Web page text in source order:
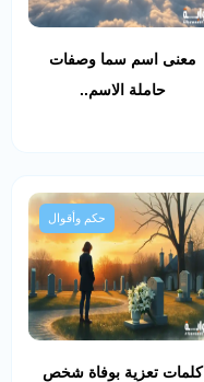
معنى اسم سما وصفات
حاملة الاسم..
حكم وأقوال
كلمات تعزية بوفاة شخص